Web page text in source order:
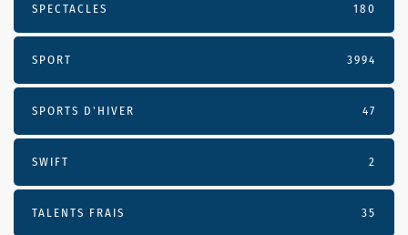
SPECTACLES 180
SPORT 3994
SPORTS D'HIVER 47
SWIFT 2
TALENTS FRAIS 35